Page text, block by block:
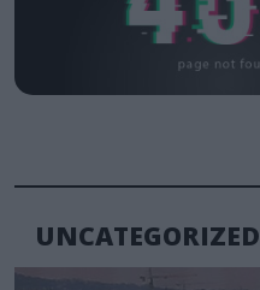
UNCATEGORIZED